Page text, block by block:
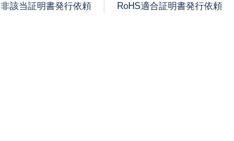
非該当証明書発行依頼 RoHS適合証明書発行依頼